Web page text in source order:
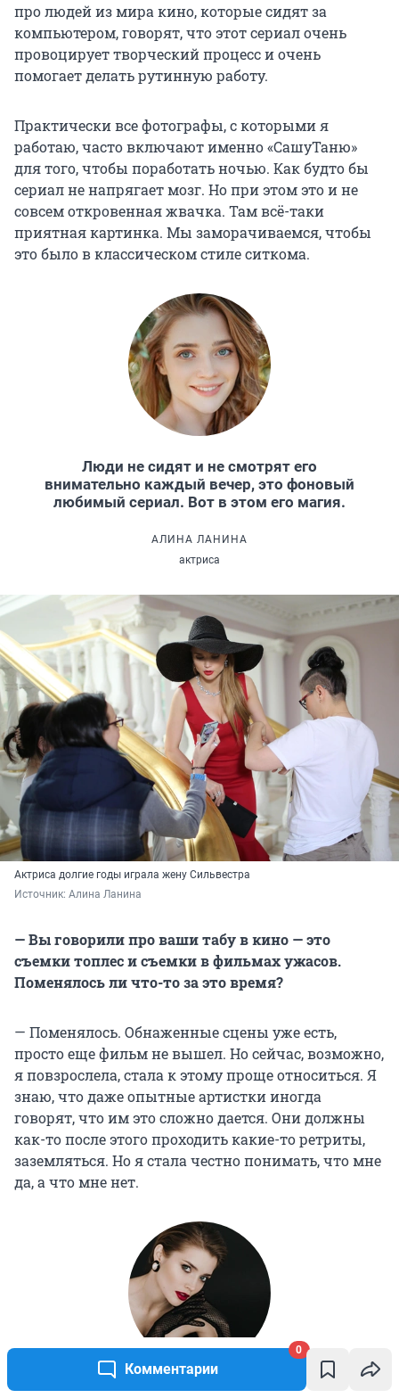
Комментарии
0
про людей из мира кино, которые сидят за
компьютером, говорят, что этот сериал очень
провоцирует творческий процесс и очень
помогает делать рутинную работу.
Практически все фотографы, с которыми я
работаю, часто включают именно «СашуТаню»
для того, чтобы поработать ночью. Как будто бы
сериал не напрягает мозг. Но при этом это и не
совсем откровенная жвачка. Там всё-таки
приятная картинка. Мы заморачиваемся, чтобы
это было в классическом стиле ситкома.
Люди не сидят и не смотрят его
внимательно каждый вечер, это фоновый
любимый сериал. Вот в этом его магия.
АЛИНА ЛАНИНА
актриса
Актриса долгие годы играла жену Сильвестра
Источник: Алина Ланина
— Вы говорили про ваши табу в кино — это
съемки топлес и съемки в фильмах ужасов.
Поменялось ли что-то за это время?
— Поменялось. Обнаженные сцены уже есть,
просто еще фильм не вышел. Но сейчас, возможно,
я повзрослела, стала к этому проще относиться. Я
знаю, что даже опытные артистки иногда
говорят, что им это сложно дается. Они должны
как-то после этого проходить какие-то ретриты,
заземляться. Но я стала честно понимать, что мне
да, а что мне нет.
Для меня не проблема в кадре